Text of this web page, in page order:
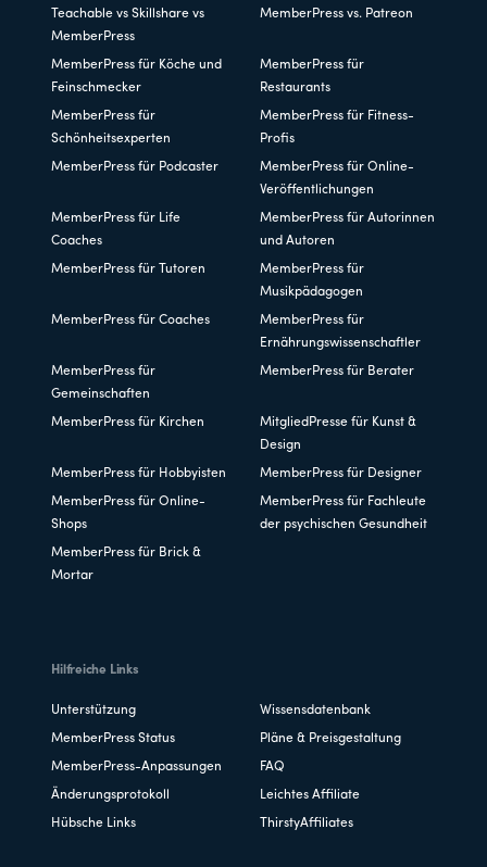
Teachable vs Skillshare vs
MemberPress
MemberPress vs. Patreon
MemberPress für Köche und
Feinschmecker
MemberPress für
Restaurants
MemberPress für
Schönheitsexperten
MemberPress für Fitness-
Profis
MemberPress für Podcaster
MemberPress für Online-
Veröffentlichungen
MemberPress für Life
Coaches
MemberPress für Autorinnen
und Autoren
MemberPress für Tutoren
MemberPress für
Musikpädagogen
MemberPress für Coaches
MemberPress für
Ernährungswissenschaftler
MemberPress für
Gemeinschaften
MemberPress für Berater
MemberPress für Kirchen
MitgliedPresse für Kunst &
Design
MemberPress für Hobbyisten MemberPress für Designer
MemberPress für Online-
Shops
MemberPress für Fachleute
der psychischen Gesundheit
MemberPress für Brick &
Mortar
Hilfreiche Links
Unterstützung Wissensdatenbank
MemberPress Status Pläne & Preisgestaltung
MemberPress-Anpassungen FAQ
Änderungsprotokoll Leichtes Affiliate
Hübsche Links ThirstyAffiliates